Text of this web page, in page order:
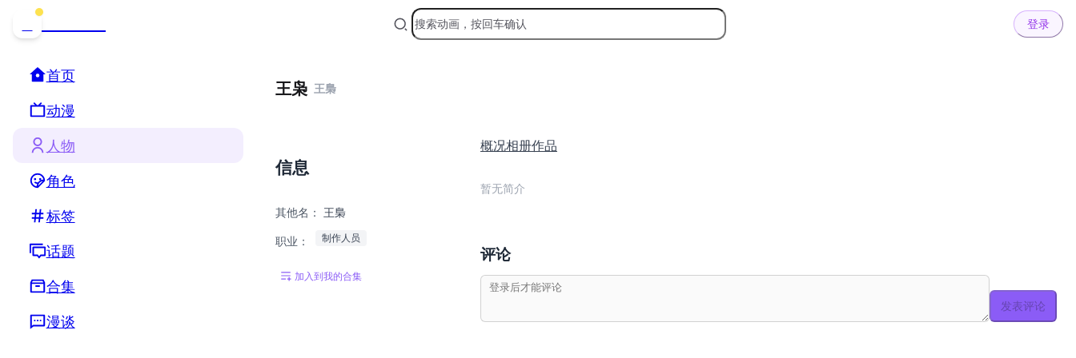
登录
首页
动漫
人物
角色
标签
话题
合集
漫谈
王枭 王梟
信息
其他名： 王梟
职业：
制作人员
加入到我的合集
概况相册作品
暂无简介
评论
发表评论